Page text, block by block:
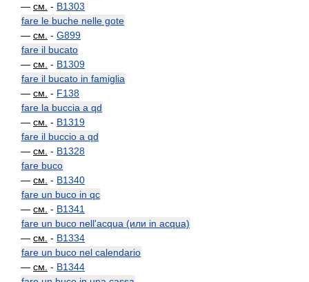
— см. - B1303
fare le buche nelle gote
— см. - G899
fare il bucato
— см. - B1309
fare il bucato in famiglia
— см. - F138
fare la buccia a qd
— см. - B1319
fare il buccio a qd
— см. - B1328
fare buco
— см. - B1340
fare un buco in qc
— см. - B1341
fare un buco nell'acqua (или in acqua)
— см. - B1334
fare un buco nel calendario
— см. - B1344